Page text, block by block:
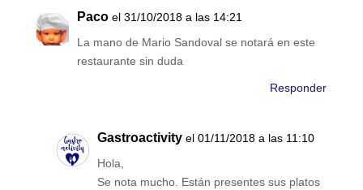
Paco el 31/10/2018 a las 14:21
La mano de Mario Sandoval se notará en este
restaurante sin duda
Responder
Gastroactivity el 01/11/2018 a las 11:10
Hola,
Se nota mucho. Están presentes sus platos